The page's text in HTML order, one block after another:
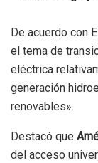
De acuerdo con
el tema de
eléctrica
generación
renovables».
Destacó que
del acceso